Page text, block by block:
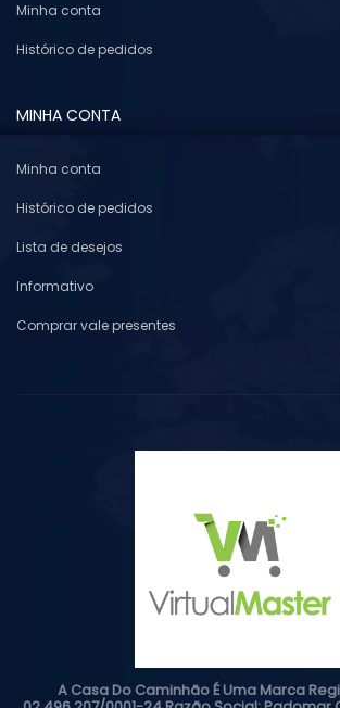
Minha conta
Histórico de pedidos
MINHA CONTA
Minha conta
Histórico de pedidos
Lista de desejos
Informativo
Comprar vale presentes
A Casa Do Caminhão É Uma Marca